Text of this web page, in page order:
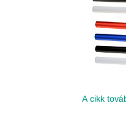
A cikk